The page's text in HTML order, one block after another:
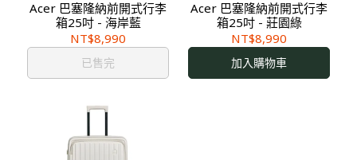
Acer 巴塞隆納前開式行李
箱25吋 - 海岸藍
NT$8,990
已售完
Acer 巴塞隆納前開式行李
箱25吋 - 莊園綠
NT$8,990
加入購物車